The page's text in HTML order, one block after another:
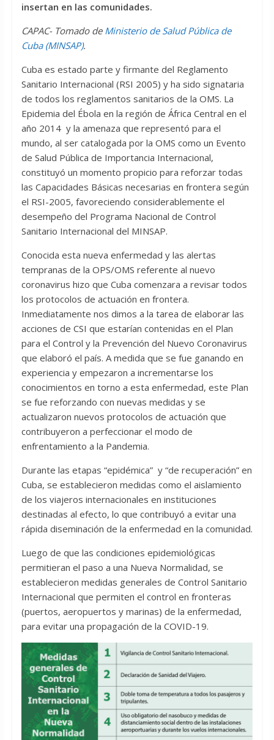
insertan en las comunidades.
CAPAC- Tomado de Ministerio de Salud Pública de
Cuba (MINSAP).
Cuba es estado parte y firmante del Reglamento
Sanitario Internacional (RSI 2005) y ha sido signataria
de todos los reglamentos sanitarios de la OMS. La
Epidemia del Ébola en la región de África Central en el
año 2014 y la amenaza que representó para el
mundo, al ser catalogada por la OMS como un Evento
de Salud Pública de Importancia Internacional,
constituyó un momento propicio para reforzar todas
las Capacidades Básicas necesarias en frontera según
el RSI-2005, favoreciendo considerablemente el
desempeño del Programa Nacional de Control
Sanitario Internacional del MINSAP.
Conocida esta nueva enfermedad y las alertas
tempranas de la OPS/OMS referente al nuevo
coronavirus hizo que Cuba comenzara a revisar todos
los protocolos de actuación en frontera.
Inmediatamente nos dimos a la tarea de elaborar las
acciones de CSI que estarían contenidas en el Plan
para el Control y la Prevención del Nuevo Coronavirus
que elaboró el país. A medida que se fue ganando en
experiencia y empezaron a incrementarse los
conocimientos en torno a esta enfermedad, este Plan
se fue reforzando con nuevas medidas y se
actualizaron nuevos protocolos de actuación que
contribuyeron a perfeccionar el modo de
enfrentamiento a la Pandemia.
Durante las etapas “epidémica” y “de recuperación” en
Cuba, se establecieron medidas como el aislamiento
de los viajeros internacionales en instituciones
destinadas al efecto, lo que contribuyó a evitar una
rápida diseminación de la enfermedad en la comunidad.
Luego de que las condiciones epidemiológicas
permitieran el paso a una Nueva Normalidad, se
establecieron medidas generales de Control Sanitario
Internacional que permiten el control en fronteras
(puertos, aeropuertos y marinas) de la enfermedad,
para evitar una propagación de la COVID-19.